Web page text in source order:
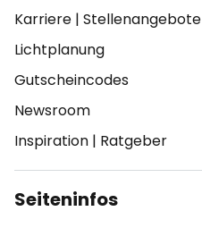
Karriere | Stellenangebote
Lichtplanung
Gutscheincodes
Newsroom
Inspiration | Ratgeber
Seiteninfos